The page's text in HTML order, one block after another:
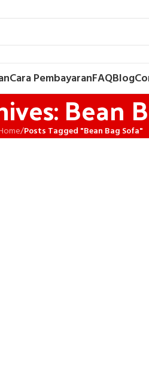
Cara PembayaranFAQBlog
Bean
/Posts Tagged "Bean Bag Sofa"